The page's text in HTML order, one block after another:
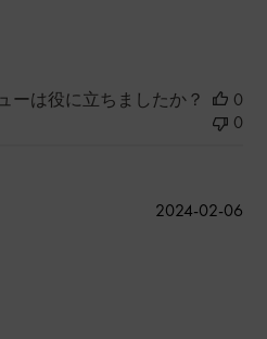
ーは役に立ちましたか？
0
0
公
2024-02-06